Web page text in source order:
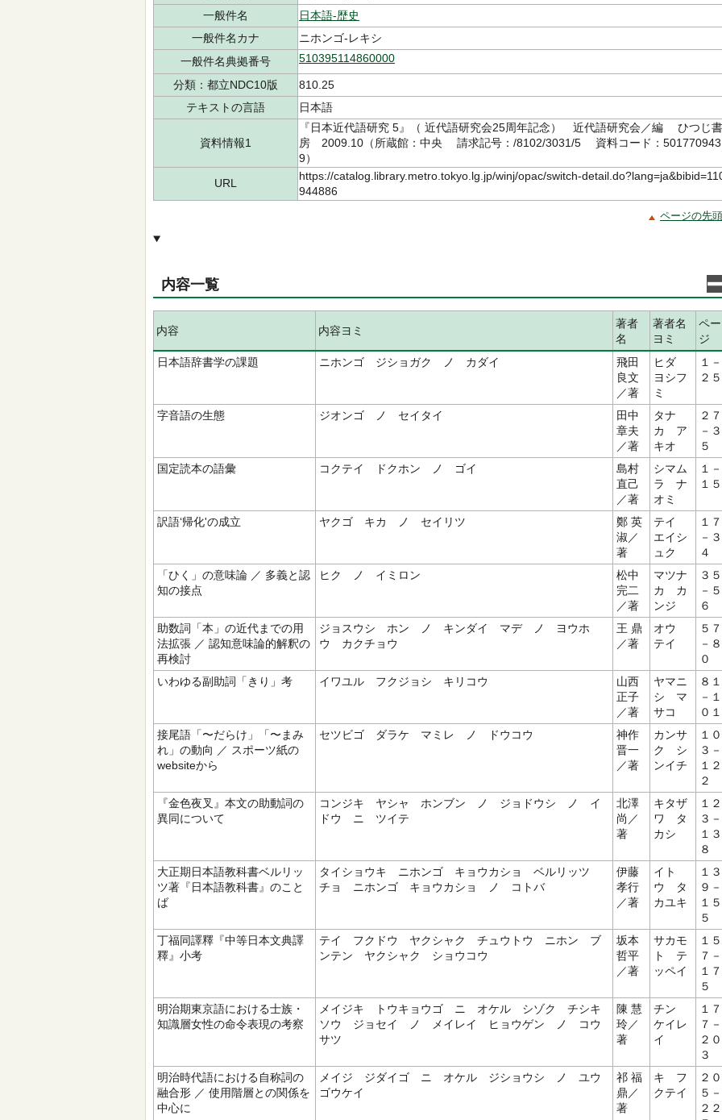
一般件名
日本語-歴史
一般件名カナ
ニホンゴ-レキシ
一般件名典拠番号
510395114860000
分類：都立NDC10版
810.25
テキストの言語
日本語
資料情報1
『日本近代語研究 5』（ 近代語研究会25周年記念） 近代語研究会／編 ひつじ書
房 2009.10（所蔵館：中央 請求記号：/8102/3031/5 資料コード：501770943
9）
URL
https://catalog.library.metro.tokyo.lg.jp/winj/opac/switch-
944886
ページの先
内容一覧
内容 内容ヨミ
著者
名
著者名
ヨミ
ペー
ジ
日本語辞書学の課題
ニホンゴ ジショガク ノ カダイ
飛田
良文
／著
ヒダ
ヨシフ
ミ
１－
２５
字音語の生態 ジオンゴ ノ セイタイ
田中
章夫
／著
タナ
カ ア
キオ
２７
－３
５
国定読本の語彙
コクテイ ドクホン ノ ゴイ
島村
直己
／著
シマム
ラ ナ
オミ
１－
１５
訳語‘帰化'の成立 ヤクゴ キカ ノ セイリツ
鄭 英
淑／
著
テイ
エイシ
ュク
１７
－３
４
「ひく」の意味論 ／ 多義と認
知の接点
ヒク ノ イミロン
松中
完二
／著
マツナ
カ カ
ンジ
３５
－５
６
助数詞「本」の近代までの用
法拡張 ／ 認知意味論的解釈の
再検討
ジョスウシ ホン ノ キンダイ マデ ノ ヨウホ
ウ カクチョウ
王 鼎
／著
オウ
テイ
５７
－８
０
いわゆる副助詞「きり」考
イワユル フクジョシ キリコウ
山西
正子
／著
ヤマニ
シ マ
サコ
８１
－１
０１
接尾語「〜だらけ」「〜まみ
れ」の動向 ／ スポーツ紙の
websiteから
セツビゴ ダラケ マミレ ノ ドウコウ
神作
晋一
／著
カンサ
ク シ
ンイチ
１０
３－
１２
２
『金色夜叉』本文の助動詞の
異同について
コンジキ ヤシャ ホンブン ノ ジョドウシ ノ イ
ドウ ニ ツイテ
北澤
尚／
著
キタザ
ワ タ
カシ
１２
３－
１３
８
大正期日本語教科書ベルリッ
ツ著『日本語教科書』のこと
ば
タイショウキ ニホンゴ キョウカショ ベルリッツ
チョ ニホンゴ キョウカショ ノ コトバ
伊藤
孝行
／著
イト
ウ タ
カユキ
１３
９－
１５
５
丁福同譯釋『中等日本文典譯
釋』小考
テイ フクドウ ヤクシャク チュウトウ ニホン ブ
ンテン ヤクシャク ショウコウ
坂本
哲平
／著
サカモ
ト テ
ッペイ
１５
７－
１７
５
明治期東京語における士族・
知識層女性の命令表現の考察
メイジキ トウキョウゴ ニ オケル シゾク チシキ
ソウ ジョセイ ノ メイレイ ヒョウゲン ノ コウ
サツ
陳 慧
玲／
著
チン
ケイレ
イ
１７
７－
２０
３
明治時代語における自称詞の
融合形 ／ 使用階層との関係を
中心に
メイジ ジダイゴ ニ オケル ジショウシ ノ ユウ
ゴウケイ
祁 福
鼎／
著
キ フ
クテイ
２０
５－
２２